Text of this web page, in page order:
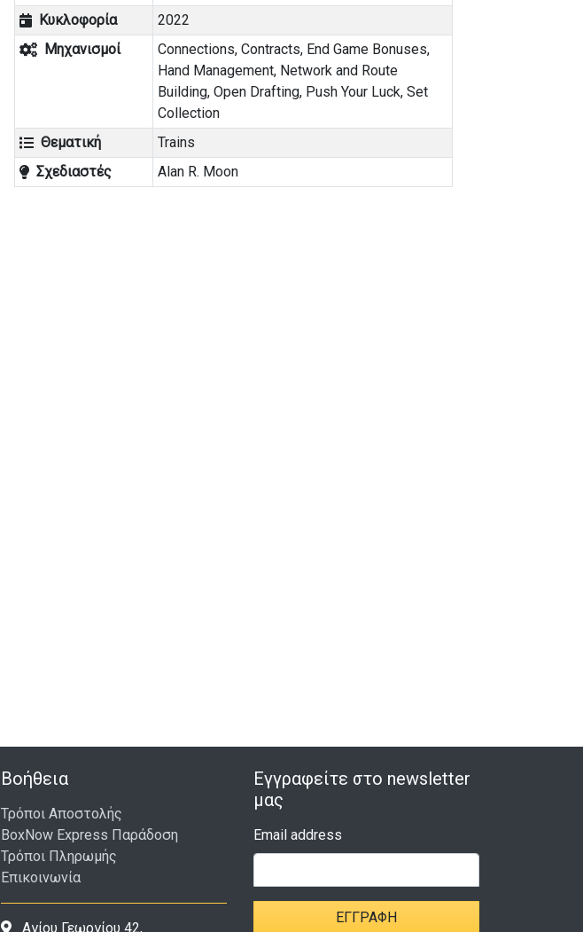
Κυκλοφορία
2022
Μηχανισμοί
Connections, Contracts, End Game Bonuses,
Hand Management, Network and Route
Building, Open Drafting, Push Your Luck, Set
Collection
Θεματική
Trains
Σχεδιαστές
Alan R. Moon
Βοήθεια
Τρόποι Αποστολής
BoxNow Express Παράδοση
Τρόποι Πληρωμής
Επικοινωνία
Αγίου Γεωργίου 42,
Εγγραφείτε στο newsletter
μας
Email address
ΕΓΓΡΑΦΉ